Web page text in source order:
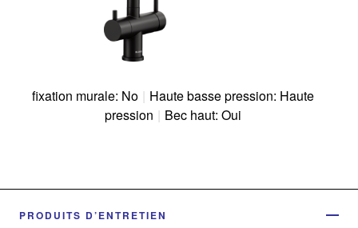
fixation murale: No | Haute basse pression: Haute
pression | Bec haut: Oui
PRODUITS D’ENTRETIEN